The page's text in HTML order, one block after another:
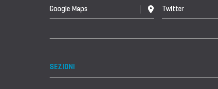
Google Maps Twitter
SEZIONI